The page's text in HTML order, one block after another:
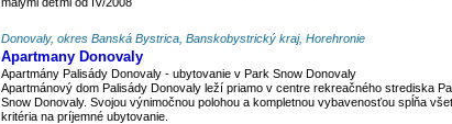
Donovaly, okres Banská Bystrica, Banskobystrický kraj, Horehronie
Apartmany Donovaly
Apartmány Palisády Donovaly - ubytovanie v Park Snow Donovaly
Apartmánový dom Palisády Donovaly leží priamo v centre rekreačného strediska
Snow Donovaly. Svojou výnimočnou polohou a kompletnou vybavenosťou spĺňa
kritéria na príjemné ubytovanie.